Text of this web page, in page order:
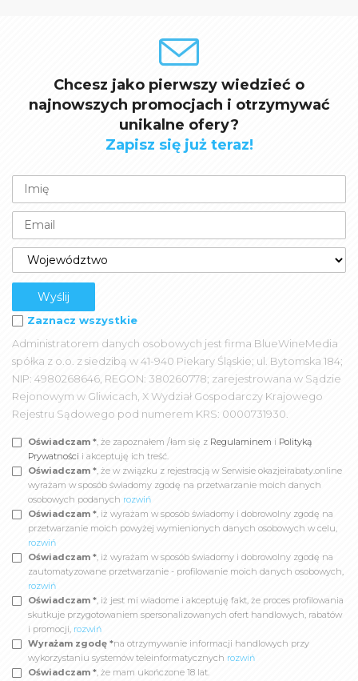
Chcesz jako pierwszy wiedzieć o
najnowszych promocjach i otrzymywać
unikalne ofery?
Zapisz się już teraz!
Zaznacz wszystkie
Administratorem danych osobowych jest firma BlueWineMedia
spółka z o.o. z siedzibą w 41-940 Piekary Śląskie; ul. Bytomska 184;
NIP: 4980268646, REGON: 380260778; zarejestrowana w Sądzie
Rejonowym w Gliwicach, X Wydział Gospodarczy Krajowego
Rejestru Sądowego pod numerem KRS: 0000731930.
Oświadczam *, że zapoznałem /łam się z Regulaminem i Polityką
Prywatności i akceptuję ich treść.
Oświadczam *, że w związku z rejestracją w Serwisie okazjeirabaty.online
wyrażam w sposób świadomy zgodę na przetwarzanie moich danych
osobowych podanych rozwiń
Oświadczam *, iż wyrażam w sposób świadomy i dobrowolny zgodę na
przetwarzanie moich powyżej wymienionych danych osobowych w celu,
rozwiń
Oświadczam *, iż wyrażam w sposób świadomy i dobrowolny zgodę na
zautomatyzowane przetwarzanie - profilowanie moich danych osobowych,
rozwiń
Oświadczam *, iż jest mi wiadome i akceptuję fakt, że proces profilowania
skutkuje przygotowaniem spersonalizowanych ofert handlowych, rabatów
i promocji, rozwiń
Wyrażam zgodę *na otrzymywanie informacji handlowych przy
wykorzystaniu systemów teleinformatycznych rozwiń
Oświadczam *, że mam ukończone 18 lat.